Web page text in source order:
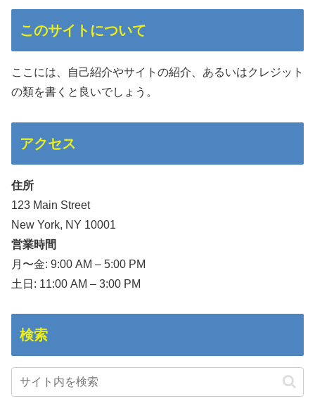
このサイトについて
ここには、自己紹介やサイトの紹介、あるいはクレジット
の類を書くと良いでしょう。
アクセス
住所
123 Main Street
New York, NY 10001
営業時間
月〜金: 9:00 AM – 5:00 PM
土日: 11:00 AM – 3:00 PM
検索